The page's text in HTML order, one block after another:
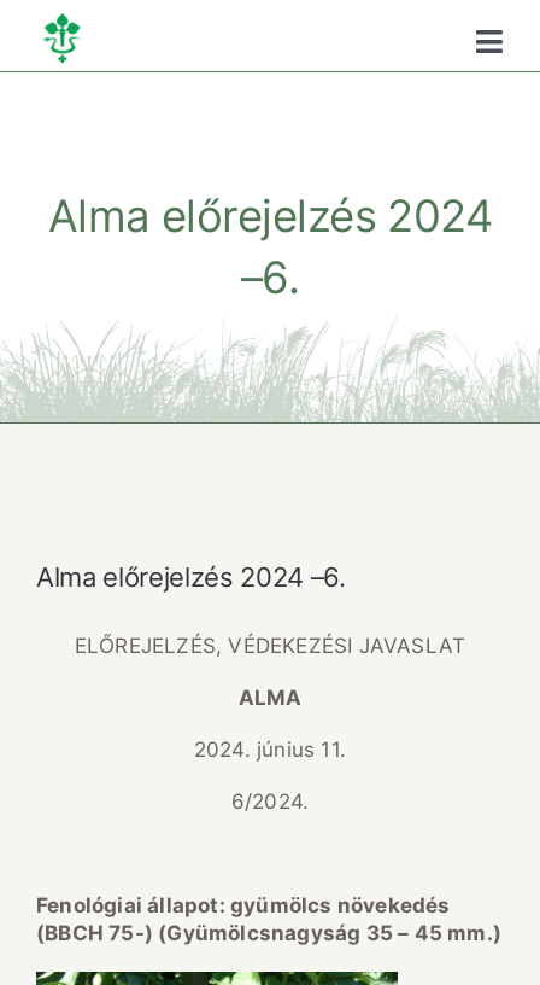
Kihagyás
Kamaráról
Szükséghelyzeti
Alma előrejelzés 2024
–6.
Alma előrejelzés 2024 –6.
ELŐREJELZÉS, VÉDEKEZÉSI JAVASLAT
ALMA
2024. június 11.
6/2024.
Fenológiaiállapot: gyümölcs növekedés
(BBCH 75-) (Gyümölcsnagyság 35 – 45 mm.)